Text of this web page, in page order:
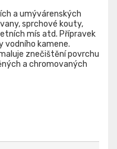
a umývárenských
sprchové kouty,
mís atd. Přípravek
vodního kamene.
znečištění povrchu
a chromovaných